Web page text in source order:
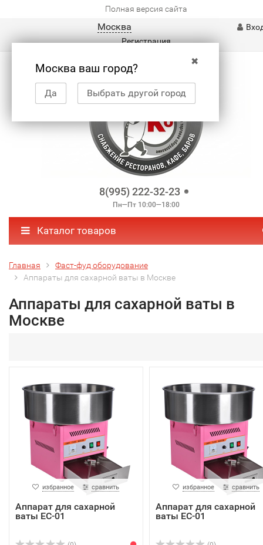
Полная версия сайта
Москва
✖
Москва ваш город?
Да Выбрать другой город
Регистрация
8(995) 222-32-23
Пн—Пт 10:00—18:00
Каталог товаров
Главная
Фаст-фуд оборудование
Аппараты для сахарной ваты в Москве
Аппараты для сахарной ваты в
Москве
избранное сравнить
Аппарат для сахарной
ваты EC-01
избранное сравнить
Аппарат для сахарной
ваты EC-01